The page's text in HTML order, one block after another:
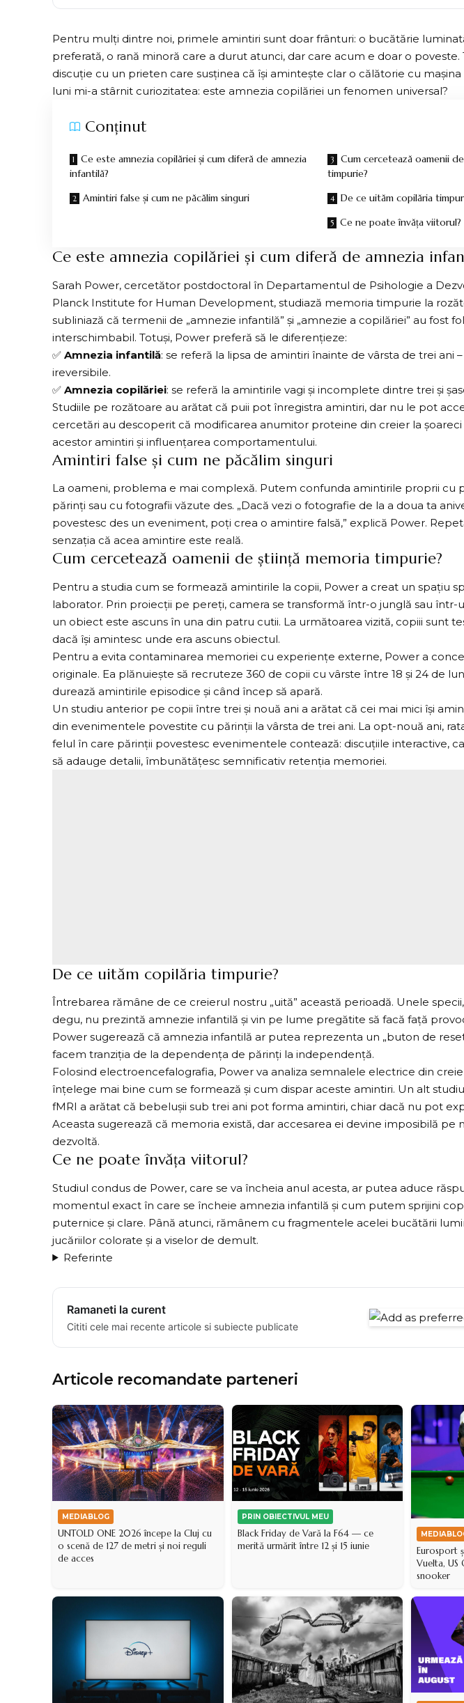
Pentru mulți dintre noi, primele amintiri sunt doar frânturi: o bucătărie
preferată, o rană minoră care a durut atunci, dar care acum e doar o poveste.
discuție cu un prieten care susținea că își amintește clar o călătorie cu mașina
luni mi-a stârnit curiozitatea: este amnezia copilăriei un fenomen universal?
Conținut
Ce este amnezia copilăriei și cum diferă de amnezia
infantilă?
Amintiri false și cum ne păcălim singuri
Cum cercetează oamenii
timpurie?
De ce uităm copilăria
Ce ne poate învăța viitorul?
Ce este amnezia copilăriei și cum diferă de amnezia
Sarah Power, cercetător postdoctoral în Departamentul de Psihologie a
Planck Institute for Human Development, studiază memoria timpurie la
subliniază că termenii de „amnezie infantilă” și „amnezie a copilăriei” au fost
interschimbabil. Totuși, Power preferă să le diferențieze:
✅Amnezia infantilă: se referă la lipsa de amintiri înainte de vârsta de trei ani
ireversibile.
✅Amnezia copilăriei: se referă la amintirile vagi și incomplete dintre trei și
Studiile pe rozătoare au arătat că puii pot înregistra amintiri, dar nu le pot
cercetări au descoperit că modificarea anumitor proteine din creier la
acestor amintiri și influențarea comportamentului.
Amintiri false și cum ne păcălim singuri
La oameni, problema e mai complexă. Putem confunda amintirile proprii cu
părinți sau cu fotografii văzute des. „Dacă vezi o fotografie de la a doua ta
povestesc des un eveniment, poți crea o amintire falsă,” explică Power.
senzația că acea amintire este reală.
Cum cercetează oamenii de știință memoria timpurie?
Pentru a studia cum se formează amintirile la copii, Power a creat un spațiu
laborator. Prin proiecții pe pereți, camera se transformă într-o junglă sau într-
un obiect este ascuns în una din patru cutii. La următoarea vizită, copiii sunt
dacă își amintesc unde era ascuns obiectul.
Pentru a evita contaminarea memoriei cu experiențe externe, Power a
originale. Ea plănuiește să recruteze 360 de copii cu vârste între 18 și 24 de
durează amintirile episodice și când încep să apară.
Un studiu anterior pe copii între trei și nouă ani a arătat că cei mai mici își
din evenimentele povestite cu părinții la vârsta de trei ani. La opt-nouă ani,
felul în care părinții povestesc evenimentele contează: discuțiile interactive,
să adauge detalii, îmbunătățesc semnificativ retenția memoriei.
De ce uităm copilăria timpurie?
Întrebarea rămâne de ce creierul nostru „uită” această perioadă. Unele
degu, nu prezintă amnezie infantilă și vin pe lume pregătite să facă față
Power sugerează că amnezia infantilă ar putea reprezenta un „buton de
facem tranziția de la dependența de părinți la independență.
Folosind electroencefalografia, Power va analiza semnalele electrice din
înțelege mai bine cum se formează și cum dispar aceste amintiri. Un alt
fMRI a arătat că bebelușii sub trei ani pot forma amintiri, chiar dacă nu pot
Aceasta sugerează că memoria există, dar accesarea ei devine imposibilă pe
dezvoltă.
Ce ne poate învăța viitorul?
Studiul condus de Power, care se va încheia anul acesta, ar putea aduce
momentul exact în care se încheie amnezia infantilă și cum putem sprijini
puternice și clare. Până atunci, rămânem cu fragmentele acelei bucătării
jucăriilor colorate și a viselor de demult.
Referinte
Ramaneti la curent
Cititi cele mai recente articole si subiecte publicate
Articole recomandate parteneri
MEDIABLOG
UNTOLD ONE 2026 începe la Cluj cu
o scenă de 127 de metri și noi reguli
de acces
PRIN OBIECTIVUL MEU
Black Friday de Vară la F64 — ce
merită urmărit între 12 și 15 iunie
Eurosport
Vuelta, US
snooker